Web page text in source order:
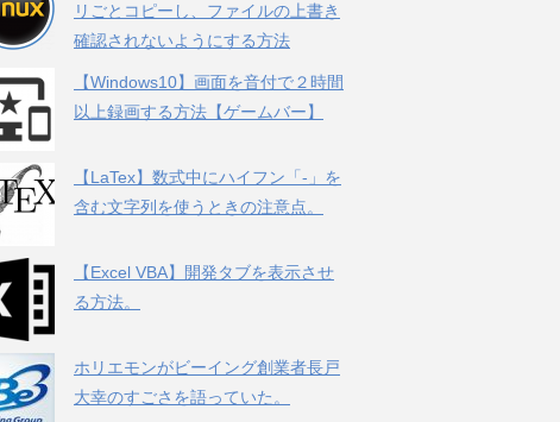
リごとコピーし、ファイルの上書き
確認されないようにする方法
【Windows10】画面を音付で２時間
以上録画する方法【ゲームバー】
【LaTex】数式中にハイフン「-」を
含む文字列を使うときの注意点。
【Excel VBA】開発タブを表示させ
る方法。
ホリエモンがビーイング創業者長戸
大幸のすごさを語っていた。